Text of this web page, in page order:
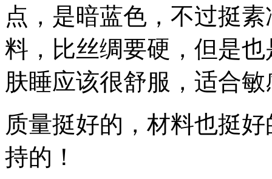
点，是暗蓝色，不过挺
料，比丝绸要硬，但是
肤睡应该很舒服，适合
质量挺好的，材料也挺
持的！